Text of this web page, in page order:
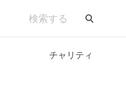
チャリティ